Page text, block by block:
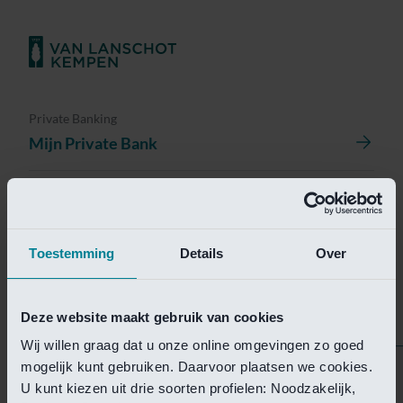
Toestemming Details Over
Deze website maakt gebruik van cookies
Wij willen graag dat u onze online omgevingen zo goed
mogelijk kunt gebruiken. Daarvoor plaatsen we cookies.
U kunt kiezen uit drie soorten profielen: Noodzakelijk,
Private Banking
Mijn Private Bank
Helaas is deze pagina